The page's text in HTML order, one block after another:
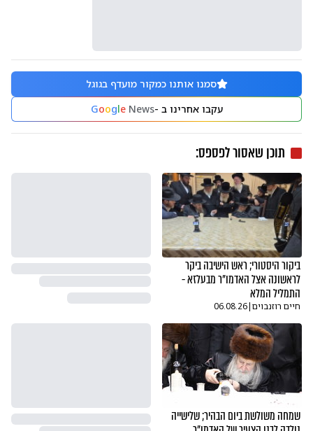
סמנו אותנו כמקור מועדף בגוגל
עקבו אחרינו ב -
GoogleNews
תוכן שאסור לפספס:
ביקור היסטורי; ראש הישיבה ביקר
לראשונה אצל האדמו"ר מבעלזא -
התמליל המלא
חיים רוזנבוים|
06.08.26
שמחה משולשת ביום הבהיר; שלישייה